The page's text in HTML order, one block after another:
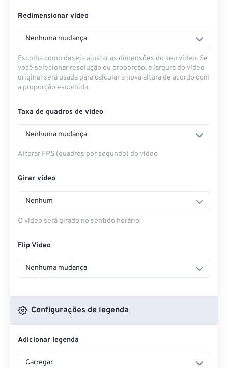
Redimensionar vídeo
Nenhuma mudança
Escolha como deseja ajustar as dimensões do seu vídeo. Se
você selecionar resolução ou proporção, a largura do vídeo
original será usada para calcular a nova altura de acordo com
a proporção escolhida.
Taxa de quadros de vídeo
Nenhuma mudança
Alterar FPS (quadros por segundo) do vídeo
Girar vídeo
Nenhum
O vídeo será girado no sentido horário.
Flip Video
Nenhuma mudança
Configurações de legenda
Adicionar legenda
Carregar